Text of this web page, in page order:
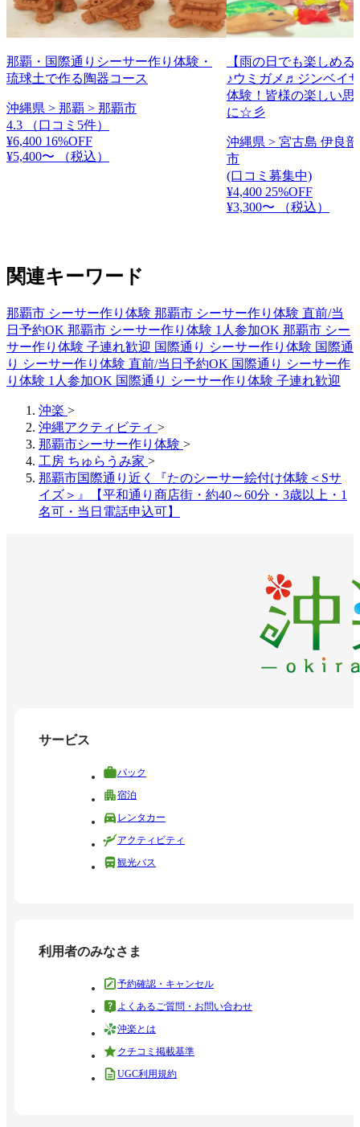
那覇・国際通りシーサー作り体験・
琉球土で作る陶器コース
沖縄県 > 那覇 > 那覇市
4.3
（口コミ5件）
¥6,400 16%OFF
¥5,400〜
（税込）
【雨の日でも楽しめる
♪ウミガメ♬ジンベイ
体験！皆様の楽しい思
に☆彡
沖縄県 > 宮古島 伊良
市
(口コミ募集中)
¥4,400 25%OFF
¥3,300〜
（税込）
関連キーワード
那覇市 シーサー作り体験 那覇市 シーサー作り体験 直前/当
日予約OK 那覇市 シーサー作り体験 1人参加OK 那覇市 シー
サー作り体験 子連れ歓迎 国際通り シーサー作り体験 国際通
り シーサー作り体験 直前/当日予約OK 国際通り シーサー作
り体験 1人参加OK 国際通り シーサー作り体験 子連れ歓迎
沖楽 >
沖縄アクティビティ >
那覇市シーサー作り体験 >
工房 ちゅらうみ家 >
那覇市国際通り近く『たのシーサー絵付け体験＜Sサ
イズ＞』【平和通り商店街・約40～60分・3歳以上・1
名可・当日電話申込可】
サービス
パック
宿泊
レンタカー
アクティビティ
観光バス
利用者のみなさま
予約確認・キャンセル
よくあるご質問・お問い合わせ
沖楽とは
クチコミ掲載基準
UGC利用規約